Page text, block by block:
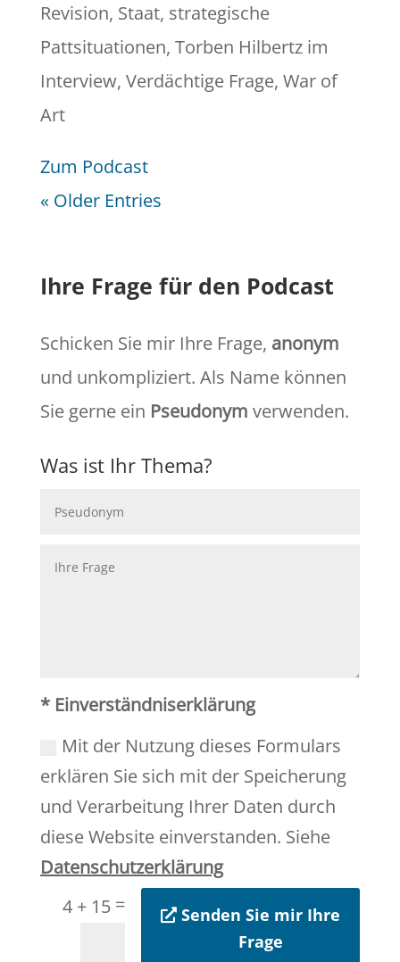
Revision, Staat, strategische
Pattsituationen, Torben Hilbertz im
Interview, Verdächtige Frage, War of
Art
Zum Podcast
« Older Entries
Ihre Frage für den Podcast
Schicken Sie mir Ihre Frage, anonym
und unkompliziert. Als Name können
Sie gerne ein Pseudonym verwenden.
Was ist Ihr Thema?
* Einverständniserklärung
Mit der Nutzung dieses Formulars
erklären Sie sich mit der Speicherung
und Verarbeitung Ihrer Daten durch
diese Website einverstanden. Siehe
Datenschutzerklärung
4 + 15=
Senden Sie mir Ihre
Frage